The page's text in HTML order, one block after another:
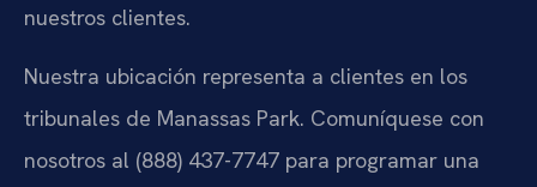
nuestros clientes.
Nuestra ubicación representa a clientes en los
tribunales de Manassas Park. Comuníquese con
nosotros al (888) 437-7747 para programar una